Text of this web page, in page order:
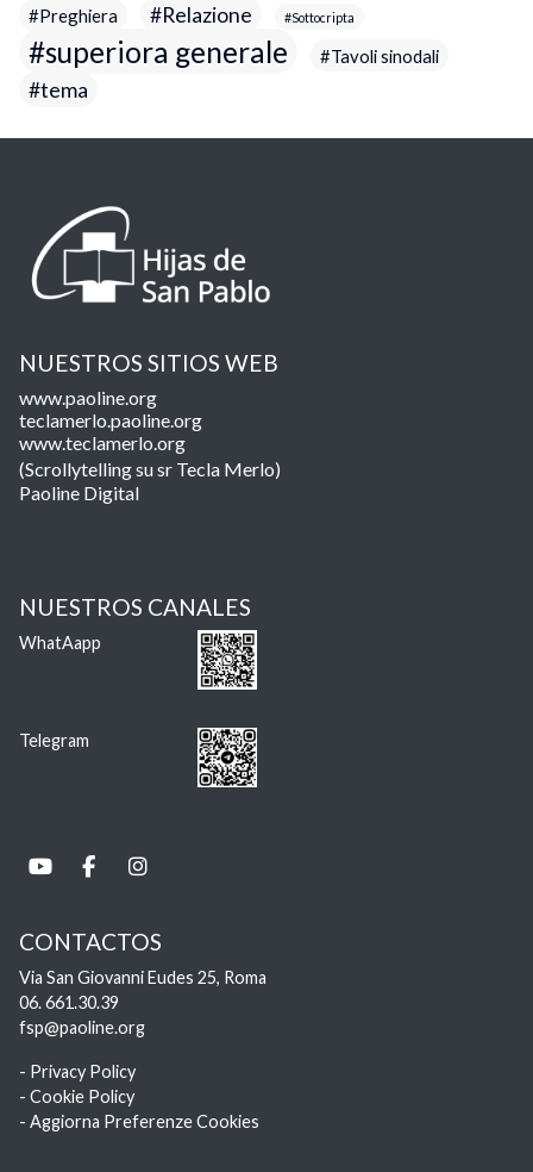
Preghiera Relazione Sottocripta
superiora generale Tavoli sinodali
tema
NUESTROS SITIOS WEB
www.paoline.org
teclamerlo.paoline.org
www.teclamerlo.org
(Scrollytelling su sr Tecla Merlo)
Paoline Digital
NUESTROS CANALES
WhatAapp
Telegram
CONTACTOS
Via San Giovanni Eudes 25, Roma
06. 661.30.39
fsp@paoline.org
- Privacy Policy
- Cookie Policy
- Aggiorna Preferenze Cookies